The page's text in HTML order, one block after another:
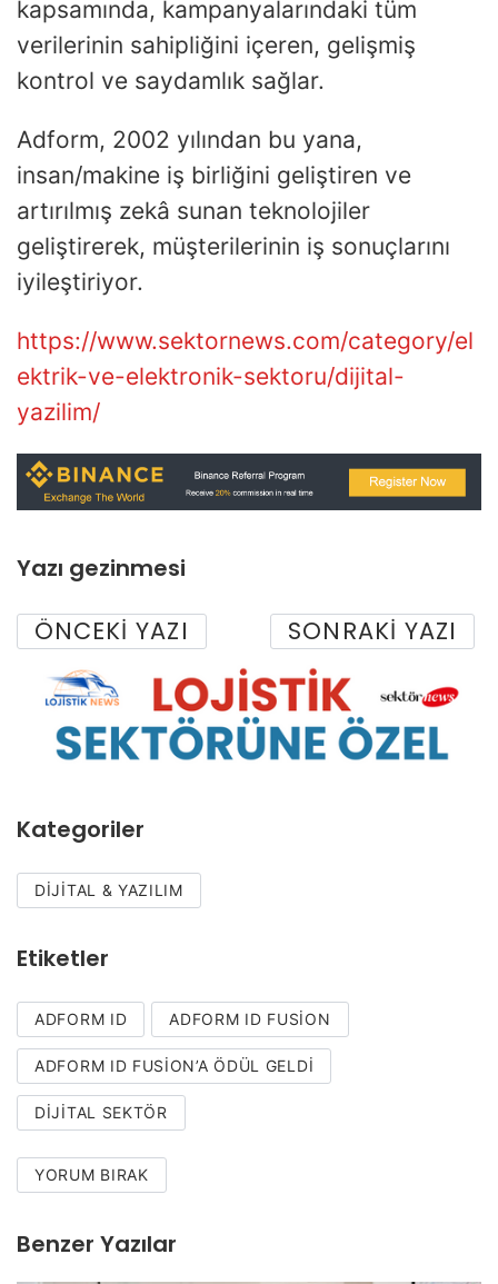
kapsamında, kampanyalarındaki tüm
verilerinin sahipliğini içeren, gelişmiş
kontrol ve saydamlık sağlar.
Adform, 2002 yılından bu yana,
insan/makine iş birliğini geliştiren ve
artırılmış zekâ sunan teknolojiler
geliştirerek, müşterilerinin iş sonuçlarını
iyileştiriyor.
https://www.sektornews.com/category/el
ektrik-ve-elektronik-sektoru/dijital-
yazilim/
Yazı gezinmesi
ÖNCEKI YAZI SONRAKI YAZI
Kategoriler
DIJITAL & YAZILIM
Etiketler
ADFORM ID ADFORM ID FUSION
ADFORM ID FUSION’A ÖDÜL GELDI
DIJITAL SEKTÖR
YORUM BIRAK
Benzer Yazılar